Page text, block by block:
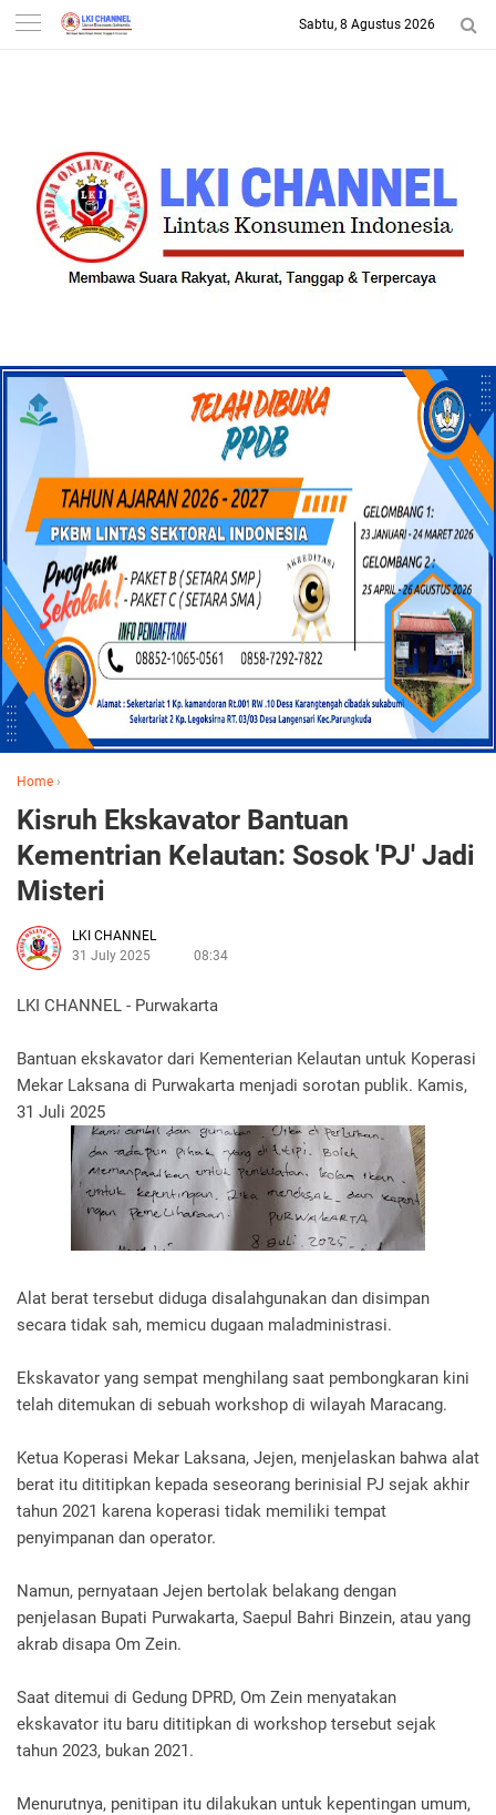
-->
Sabtu, 8 Agustus 2026
Home ›
Kisruh Ekskavator Bantuan
Kementrian Kelautan: Sosok 'PJ' Jadi
Misteri
LKI CHANNEL
31 July 2025
08:34
LKI CHANNEL - Purwakarta
Bantuan ekskavator dari Kementerian Kelautan untuk Koperasi
Mekar Laksana di Purwakarta menjadi sorotan publik. Kamis,
31 Juli 2025
Alat berat tersebut diduga disalahgunakan dan disimpan
secara tidak sah, memicu dugaan maladministrasi.
Ekskavator yang sempat menghilang saat pembongkaran kini
telah ditemukan di sebuah workshop di wilayah Maracang.
Ketua Koperasi Mekar Laksana, Jejen, menjelaskan bahwa alat
berat itu dititipkan kepada seseorang berinisial PJ sejak akhir
tahun 2021 karena koperasi tidak memiliki tempat
penyimpanan dan operator.
Namun, pernyataan Jejen bertolak belakang dengan
penjelasan Bupati Purwakarta, Saepul Bahri Binzein, atau yang
akrab disapa Om Zein.
Saat ditemui di Gedung DPRD, Om Zein menyatakan
ekskavator itu baru dititipkan di workshop tersebut sejak
tahun 2023, bukan 2021.
Menurutnya, penitipan itu dilakukan untuk kepentingan umum,